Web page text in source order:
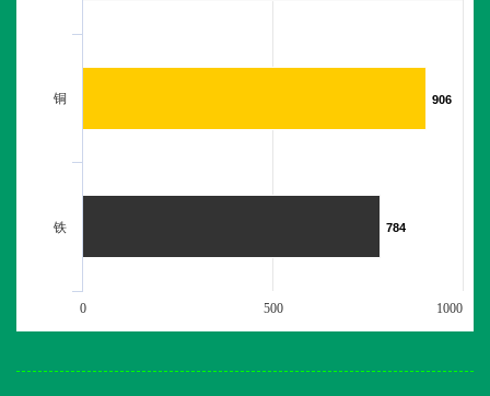
906
906
784
784
铜
铁
0 500 1000